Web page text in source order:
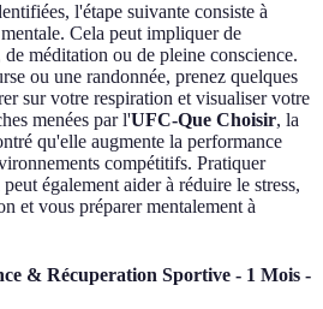
l'étape suivante consiste à
Cela peut impliquer de
méditation ou de pleine conscience.
ou une randonnée, prenez quelques
sur votre respiration et visualiser votre
menées par l'UFC-Que Choisir, la
qu'elle augmente la performance
compétitifs. Pratiquer
également aider à réduire le stress,
et vous préparer mentalement à
& Récuperation Sportive - 1 Mois -